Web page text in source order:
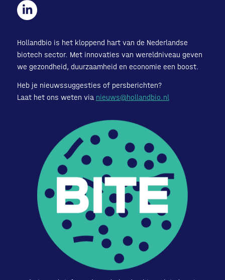
Hollandbio is het kloppend hart van de Nederlandse
biotech sector. Met innovaties van wereldniveau geven
we gezondheid, duurzaamheid en economie een boost.
Heb je nieuwssuggesties of persberichten?
Laat het ons weten via nieuws@hollandbio.nl